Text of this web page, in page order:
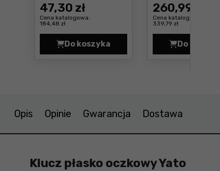
47,30 zł
Cena katalogowa:
184,48 zł
Do koszyka
Zestaw kluczy płasko-oczkowych
260,99 zł
Cena katalogowa:
339,79 zł
Do
Opis Opinie Gwarancja Dostawa
Klucz płasko oczkowy Yato